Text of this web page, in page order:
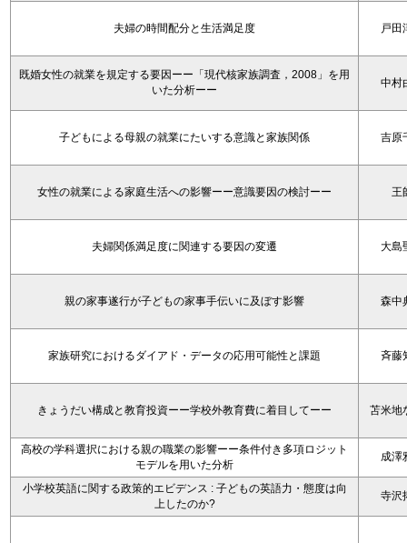
夫婦の時間配分と生活満足度 戸田
既婚女性の就業を規定する要因ーー「現代核家族調査，2008」を用
いた分析ーー
中村
子どもによる母親の就業にたいする意識と家族関係 吉原
女性の就業による家庭生活への影響ーー意識要因の検討ーー 王
夫婦関係満足度に関連する要因の変遷 大島
親の家事遂行が子どもの家事手伝いに及ぼす影響 森中
家族研究におけるダイアド・データの応用可能性と課題 斉藤
きょうだい構成と教育投資ーー学校外教育費に着目してーー 苫米地
高校の学科選択における親の職業の影響ーー条件付き多項ロジット
モデルを用いた分析
成澤
小学校英語に関する政策的エビデンス : 子どもの英語力・態度は向
上したのか?
寺沢